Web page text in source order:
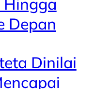
Depan
Dinilai